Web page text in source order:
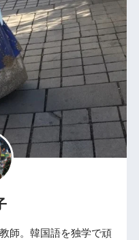
師。韓国語を独学で頑